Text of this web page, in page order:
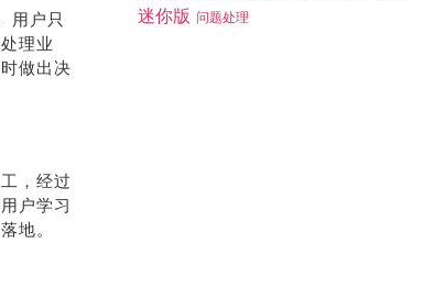
用户只
理业
做出决
，经过
户学习
地。
迷你版 问题处理